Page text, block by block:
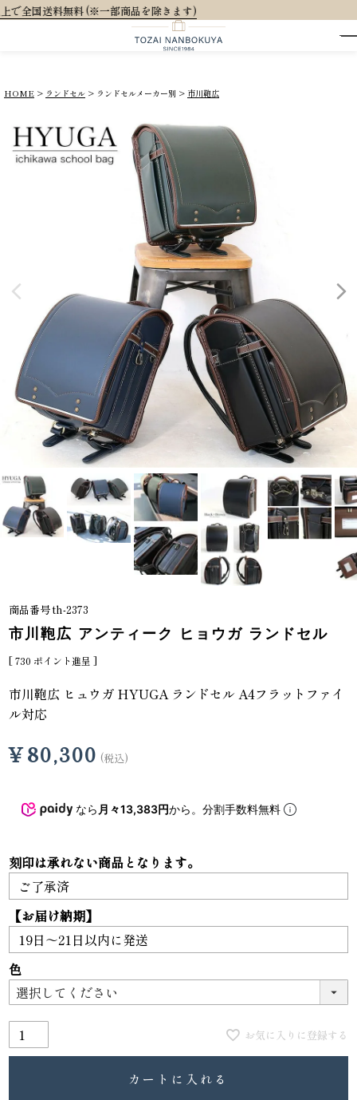
HOME ランドセル ランドセルメーカー別 市川鞄広
商品番号th-2373
市川鞄広 アンティーク ヒョウガ ランドセル
[730 ポイント進呈 ]
市川鞄広 ヒュウガ HYUGA ランドセル A4フラットファイ
ル対応
¥80,300 税込
なら 月々13,383円から。分割手数料無料
刻印は承れない商品となります。
【お届け納期】
色
お気に入りに登録する
カートに入れる